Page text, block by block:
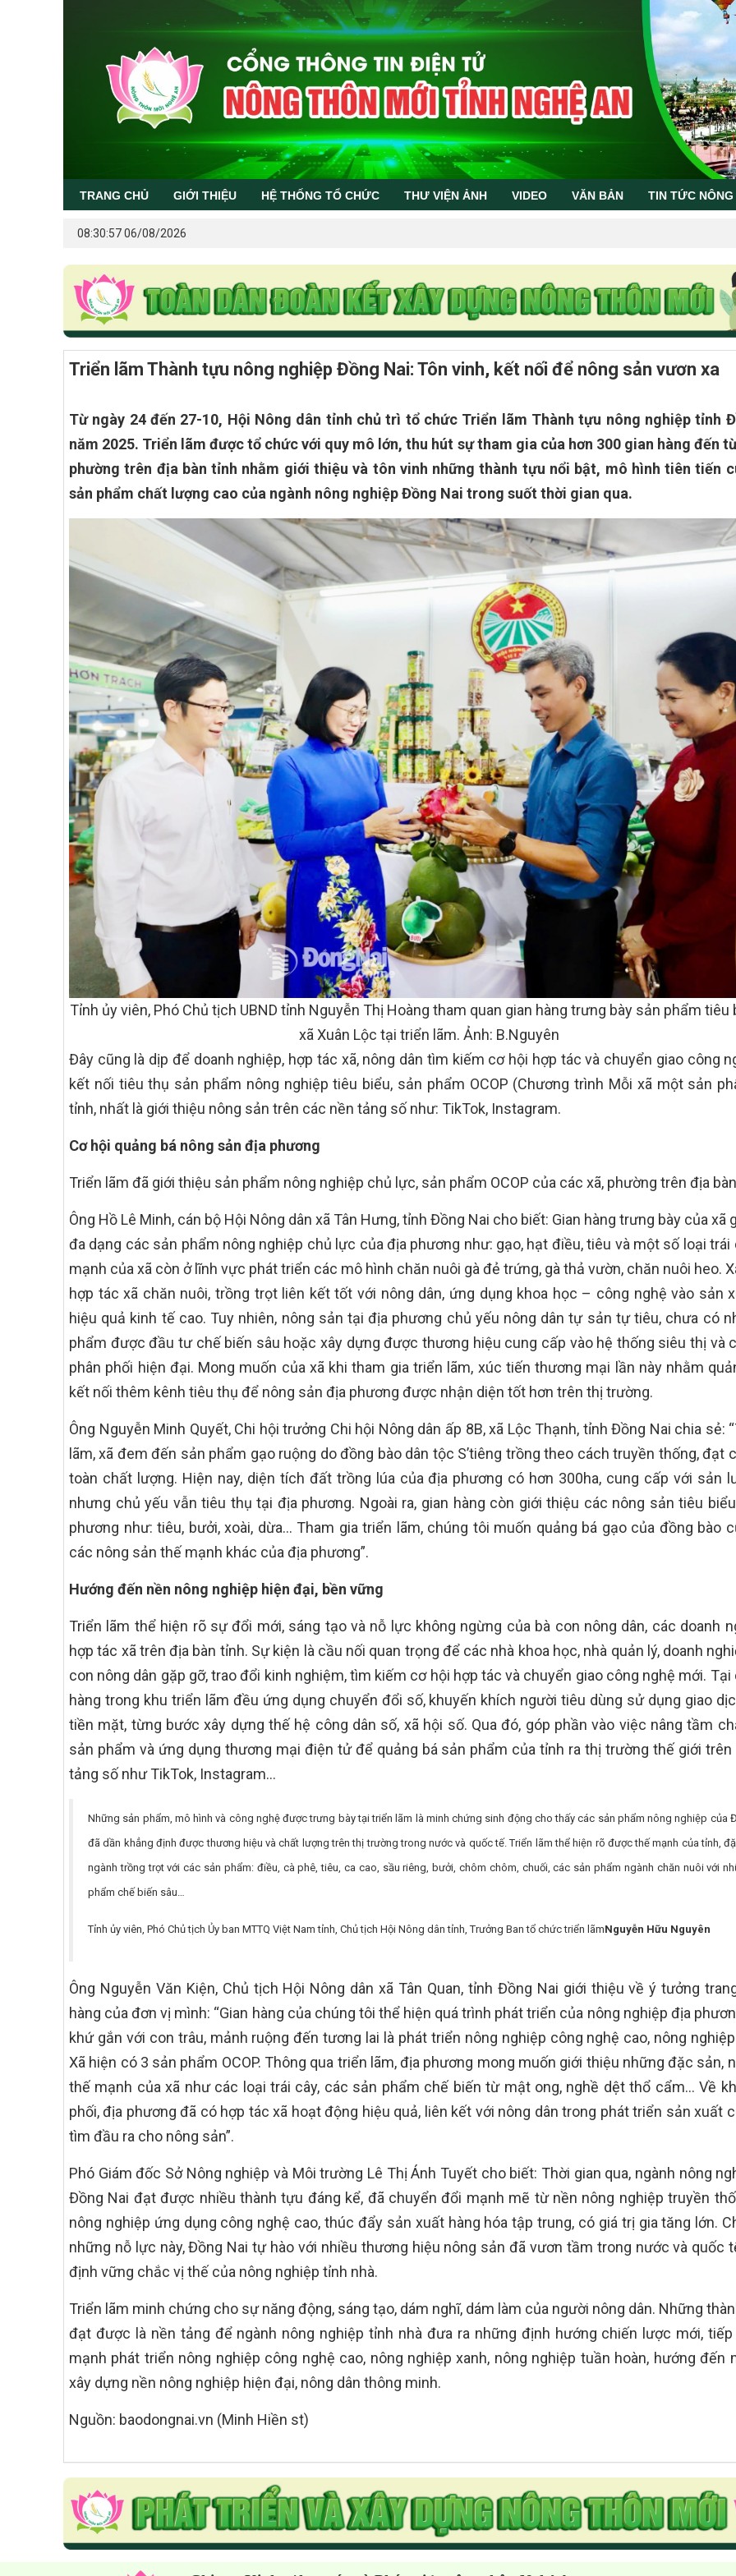
TRANG CHỦ GIỚI THIỆU HỆ THỐNG TỔ CHỨC THƯ VIỆN ẢNH VIDEO VĂN BẢN TIN TỨC
08:30:57 06/08/2026
Triển lãm Thành tựu nông nghiệp Đồng Nai: Tôn vinh, kết nối để nông sản vươn xa
Từ ngày 24 đến 27-10, Hội Nông dân tỉnh chủ trì tổ chức Triển lãm Thành tựu nông nghiệp tỉnh
năm 2025. Triển lãm được tổ chức với quy mô lớn, thu hút sự tham gia của hơn 300 gian hàng đến
phường trên địa bàn tỉnh nhằm giới thiệu và tôn vinh những thành tựu nổi bật, mô hình tiên tiến
sản phẩm chất lượng cao của ngành nông nghiệp Đồng Nai trong suốt thời gian qua.
Tỉnh ủy viên, Phó Chủ tịch UBND tỉnh Nguyễn Thị Hoàng tham quan gian hàng trưng bày sản phẩm tiêu
xã Xuân Lộc tại triển lãm. Ảnh: B.Nguyên
Đây cũng là dịp để doanh nghiệp, hợp tác xã, nông dân tìm kiếm cơ hội hợp tác và chuyển giao công
kết nối tiêu thụ sản phẩm nông nghiệp tiêu biểu, sản phẩm OCOP (Chương trình Mỗi xã một sản
tỉnh, nhất là giới thiệu nông sản trên các nền tảng số như: TikTok, Instagram.
Cơ hội quảng bá nông sản địa phương
Triển lãm đã giới thiệu sản phẩm nông nghiệp chủ lực, sản phẩm OCOP của các xã, phường trên địa
Ông Hồ Lê Minh, cán bộ Hội Nông dân xã Tân Hưng, tỉnh Đồng Nai cho biết: Gian hàng trưng bày của xã
đa dạng các sản phẩm nông nghiệp chủ lực của địa phương như: gạo, hạt điều, tiêu và một số loại trái
mạnh của xã còn ở lĩnh vực phát triển các mô hình chăn nuôi gà đẻ trứng, gà thả vườn, chăn nuôi heo.
hợp tác xã chăn nuôi, trồng trọt liên kết tốt với nông dân, ứng dụng khoa học – công nghệ vào sản
hiệu quả kinh tế cao. Tuy nhiên, nông sản tại địa phương chủ yếu nông dân tự sản tự tiêu, chưa có
phẩm được đầu tư chế biến sâu hoặc xây dựng được thương hiệu cung cấp vào hệ thống siêu thị và
phân phối hiện đại. Mong muốn của xã khi tham gia triển lãm, xúc tiến thương mại lần này nhằm
kết nối thêm kênh tiêu thụ để nông sản địa phương được nhận diện tốt hơn trên thị trường.
Ông Nguyễn Minh Quyết, Chi hội trưởng Chi hội Nông dân ấp 8B, xã Lộc Thạnh, tỉnh Đồng Nai chia sẻ:
lãm, xã đem đến sản phẩm gạo ruộng do đồng bào dân tộc S’tiêng trồng theo cách truyền thống, đạt
toàn chất lượng. Hiện nay, diện tích đất trồng lúa của địa phương có hơn 300ha, cung cấp với sản
nhưng chủ yếu vẫn tiêu thụ tại địa phương. Ngoài ra, gian hàng còn giới thiệu các nông sản tiêu
phương như: tiêu, bưởi, xoài, dừa… Tham gia triển lãm, chúng tôi muốn quảng bá gạo của đồng bào
các nông sản thế mạnh khác của địa phương”.
Hướng đến nền nông nghiệp hiện đại, bền vững
Triển lãm thể hiện rõ sự đổi mới, sáng tạo và nỗ lực không ngừng của bà con nông dân, các doanh
hợp tác xã trên địa bàn tỉnh. Sự kiện là cầu nối quan trọng để các nhà khoa học, nhà quản lý, doanh
con nông dân gặp gỡ, trao đổi kinh nghiệm, tìm kiếm cơ hội hợp tác và chuyển giao công nghệ mới. Tại
hàng trong khu triển lãm đều ứng dụng chuyển đổi số, khuyến khích người tiêu dùng sử dụng giao
tiền mặt, từng bước xây dựng thế hệ công dân số, xã hội số. Qua đó, góp phần vào việc nâng tầm
sản phẩm và ứng dụng thương mại điện tử để quảng bá sản phẩm của tỉnh ra thị trường thế giới trên
tảng số như TikTok, Instagram…
Những sản phẩm, mô hình và công nghệ được trưng bày tại triển lãm là minh chứng sinh động cho thấy các sản phẩm nông nghiệp của
đã dần khẳng định được thương hiệu và chất lượng trên thị trường trong nước và quốc tế. Triển lãm thể hiện rõ được thế mạnh của tỉnh,
ngành trồng trọt với các sản phẩm: điều, cà phê, tiêu, ca cao, sầu riêng, bưởi, chôm chôm, chuối, các sản phẩm ngành chăn nuôi với
phẩm chế biến sâu…
Tỉnh ủy viên, Phó Chủ tịch Ủy ban MTTQ Việt Nam tỉnh, Chủ tịch Hội Nông dân tỉnh, Trưởng Ban tổ chức triển lãmNguyễn Hữu Nguyên
Ông Nguyễn Văn Kiện, Chủ tịch Hội Nông dân xã Tân Quan, tỉnh Đồng Nai giới thiệu về ý tưởng
hàng của đơn vị mình: “Gian hàng của chúng tôi thể hiện quá trình phát triển của nông nghiệp địa
khứ gắn với con trâu, mảnh ruộng đến tương lai là phát triển nông nghiệp công nghệ cao, nông
Xã hiện có 3 sản phẩm OCOP. Thông qua triển lãm, địa phương mong muốn giới thiệu những đặc sản,
thế mạnh của xã như các loại trái cây, các sản phẩm chế biến từ mật ong, nghề dệt thổ cẩm… Về
phối, địa phương đã có hợp tác xã hoạt động hiệu quả, liên kết với nông dân trong phát triển sản xuất
tìm đầu ra cho nông sản”.
Phó Giám đốc Sở Nông nghiệp và Môi trường Lê Thị Ánh Tuyết cho biết: Thời gian qua, ngành nông
Đồng Nai đạt được nhiều thành tựu đáng kể, đã chuyển đổi mạnh mẽ từ nền nông nghiệp truyền
nông nghiệp ứng dụng công nghệ cao, thúc đẩy sản xuất hàng hóa tập trung, có giá trị gia tăng lớn.
những nỗ lực này, Đồng Nai tự hào với nhiều thương hiệu nông sản đã vươn tầm trong nước và quốc
định vững chắc vị thế của nông nghiệp tỉnh nhà.
Triển lãm minh chứng cho sự năng động, sáng tạo, dám nghĩ, dám làm của người nông dân. Những
đạt được là nền tảng để ngành nông nghiệp tỉnh nhà đưa ra những định hướng chiến lược mới,
mạnh phát triển nông nghiệp công nghệ cao, nông nghiệp xanh, nông nghiệp tuần hoàn, hướng đến
xây dựng nền nông nghiệp hiện đại, nông dân thông minh.
Nguồn: baodongnai.vn (Minh Hiền st)